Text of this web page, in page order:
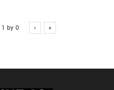
1 by 0 › »